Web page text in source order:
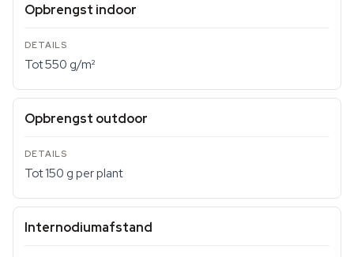
Opbrengst indoor
Tot 550 g/m²
Opbrengst outdoor
Tot 150 g per plant
Internodiumafstand